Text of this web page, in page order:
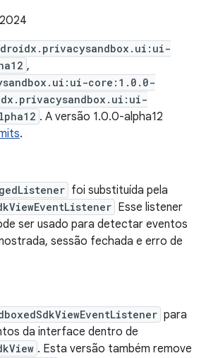
,
core:1.0.0-
. A versão 1.0.0-alpha12
.
foi substituída pela
Esse listener
ser usado para detectar eventos
sessão fechada e erro de
para
da interface dentro de
. Esta versão também remove